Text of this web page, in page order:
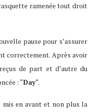
ramenée tout droit
pause pour s’assurer
correctement. Après avoir
de part et d’autre du
: “Day“.
mis en avant et non plus la